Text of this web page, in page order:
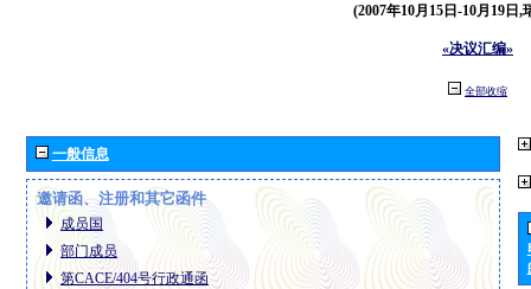
(2007年10月15日-10月19日,
«决议汇编»
全部收缩
一般信息
邀请函、注册和其它函件
成员国
部门成员
第CACE/404号行政通函